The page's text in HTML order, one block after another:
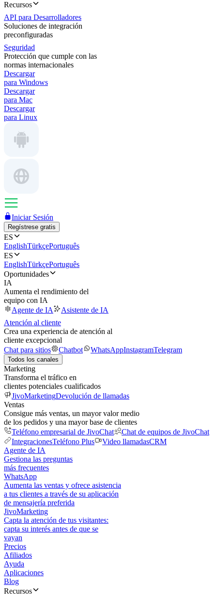
Recursos
API para Desarrolladores
Soluciones de integración
preconfiguradas
Seguridad
Protección que cumple con las
normas internacionales
Descargar
para Windows
Descargar
para Mac
Descargar
para Linux
Iniciar Sesión
Regístrese gratis
ES
EnglishTürkçePortuguês
ES
EnglishTürkçePortuguês
Oportunidades
IA
Aumenta el rendimiento del
equipo con IA
Agente de IA
Asistente de IA
Atención al cliente
Crea una experiencia de atención al
cliente excepcional
Chat para sitios
Chatbot WhatsAppInstagramTelegram
Todos los canales
Marketing
Transforma el tráfico en
clientes potenciales cualificados
JivoMarketingDevolución de llamadas
Ventas
Consigue más ventas, un mayor valor medio
de los pedidos y una mayor base de clientes
Teléfono empresarial de JivoChat
Chat de equipos de JivoChat
IntegracionesTeléfono Plus Video llamadasCRM
Agente de IA
Gestiona las preguntas
más frecuentes
WhatsApp
Aumenta las ventas y ofrece asistencia
a tus clientes a través de su aplicación
de mensajería preferida
JivoMarketing
Capta la atención de tus visitantes:
capta su interés antes de que se
vayan
Precios
Afiliados
Ayuda
Aplicaciones
Blog
Recursos